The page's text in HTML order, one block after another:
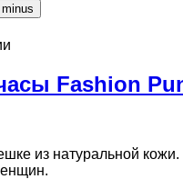
Fashion
из натуральной